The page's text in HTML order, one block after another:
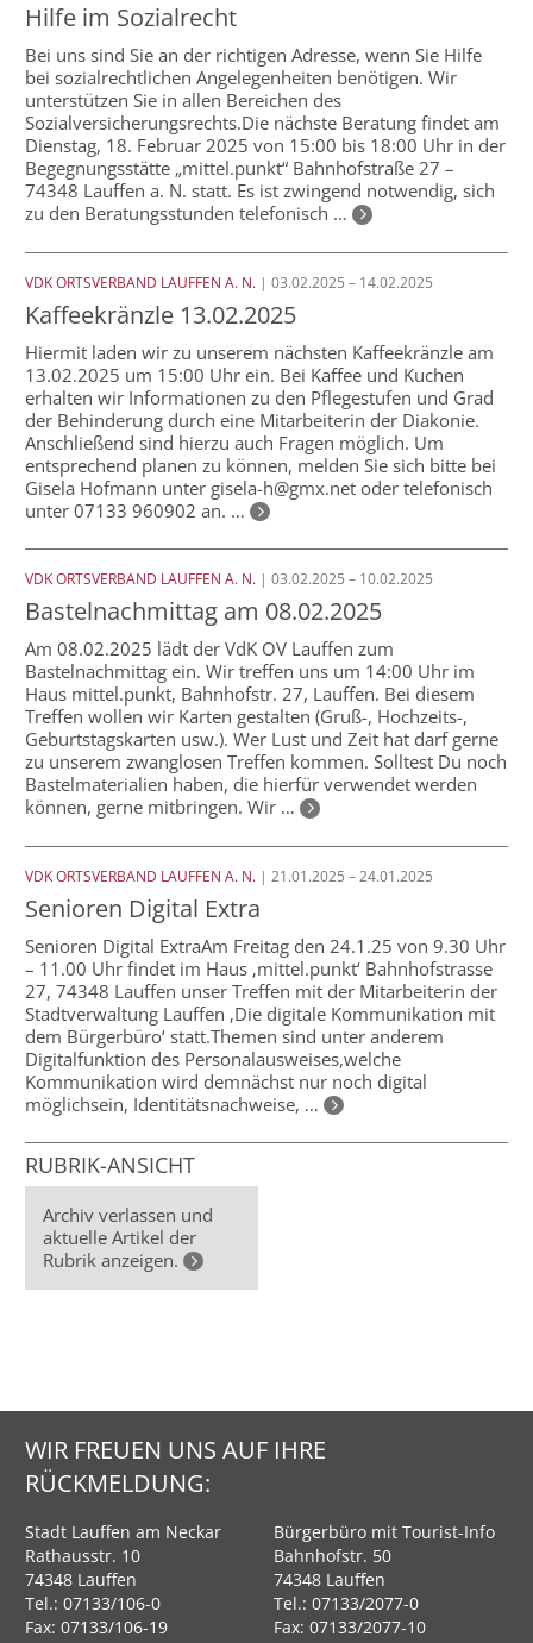
Hilfe im Sozialrecht
Bei uns sind Sie an der richtigen Adresse, wenn Sie Hilfe
bei sozialrechtlichen Angelegenheiten benötigen. Wir
unterstützen Sie in allen Bereichen des
Sozialversicherungsrechts.Die nächste Beratung findet am
Dienstag, 18. Februar 2025 von 15:00 bis 18:00 Uhr in der
Begegnungsstätte „mittel.punkt“ Bahnhofstraße 27 –
74348 Lauffen a. N. statt. Es ist zwingend notwendig, sich
zu den Beratungsstunden telefonisch …
VDK ORTSVERBAND LAUFFEN A. N. | 03.02.2025 – 14.02.2025
Kaffeekränzle 13.02.2025
Hiermit laden wir zu unserem nächsten Kaffeekränzle am
13.02.2025 um 15:00 Uhr ein. Bei Kaffee und Kuchen
erhalten wir Informationen zu den Pflegestufen und Grad
der Behinderung durch eine Mitarbeiterin der Diakonie.
Anschließend sind hierzu auch Fragen möglich. Um
entsprechend planen zu können, melden Sie sich bitte bei
Gisela Hofmann unter gisela-h@gmx.net oder telefonisch
unter 07133 960902 an. …
VDK ORTSVERBAND LAUFFEN A. N. | 03.02.2025 – 10.02.2025
Bastelnachmittag am 08.02.2025
Am 08.02.2025 lädt der VdK OV Lauffen zum
Bastelnachmittag ein. Wir treffen uns um 14:00 Uhr im
Haus mittel.punkt, Bahnhofstr. 27, Lauffen. Bei diesem
Treffen wollen wir Karten gestalten (Gruß-, Hochzeits-,
Geburtstagskarten usw.). Wer Lust und Zeit hat darf gerne
zu unserem zwanglosen Treffen kommen. Solltest Du noch
Bastelmaterialien haben, die hierfür verwendet werden
können, gerne mitbringen. Wir …
VDK ORTSVERBAND LAUFFEN A. N. | 21.01.2025 – 24.01.2025
Senioren Digital Extra
Senioren Digital ExtraAm Freitag den 24.1.25 von 9.30 Uhr
– 11.00 Uhr findet im Haus ‚mittel.punkt‘ Bahnhofstrasse
27, 74348 Lauffen unser Treffen mit der Mitarbeiterin der
Stadtverwaltung Lauffen ‚Die digitale Kommunikation mit
dem Bürgerbüro‘ statt.Themen sind unter anderem
Digitalfunktion des Personalausweises,welche
Kommunikation wird demnächst nur noch digital
möglichsein, Identitätsnachweise, …
RUBRIK-ANSICHT
Archiv verlassen und
aktuelle Artikel der
Rubrik anzeigen.
WIR FREUEN UNS AUF IHRE
RÜCKMELDUNG:
Stadt Lauffen am Neckar
Rathausstr. 10
74348 Lauffen
Tel.: 07133/106-0
Fax: 07133/106-19
Bürgerbüro mit Tourist-Info
Bahnhofstr. 50
74348 Lauffen
Tel.:07133/2077-0
Fax: 07133/2077-10